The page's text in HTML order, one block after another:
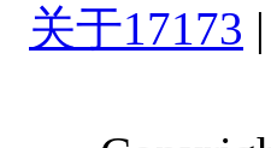
关于17173 |